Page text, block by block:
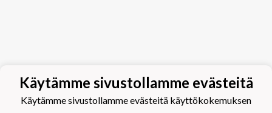
Käytämme sivustollamme evästeitä
Käytämme sivustollamme evästeitä käyttökokemuksen